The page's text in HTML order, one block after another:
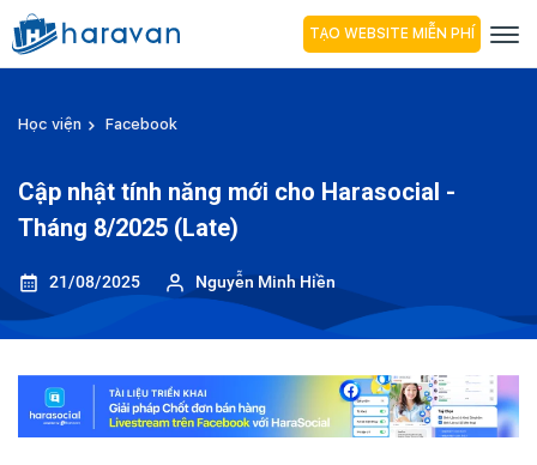
TẠO WEBSITE MIỄN PHÍ
Học viện Facebook
Cập nhật tính năng mới cho Harasocial -
Tháng 8/2025 (Late)
21/08/2025 Nguyễn Minh Hiền